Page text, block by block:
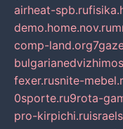
airheat-spb.ru
demo.home.nov.ru
comp-land.org
fexer.rusnite-
0sporte.ru9rota-
pro-kirpichi.ru